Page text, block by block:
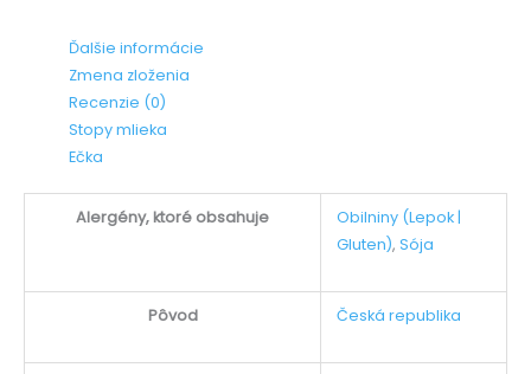
Ďalšie informácie
Zmena zloženia
Recenzie (0)
Stopy mlieka
Ečka
Alergény, ktoré obsahuje
Obilniny (Lepok |
Gluten), Sója
Pôvod Česká republika